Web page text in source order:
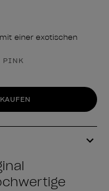
einer exotischen
PINK